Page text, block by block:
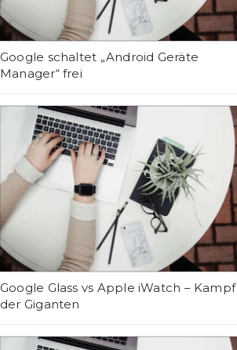
Google schaltet „Android Geräte
Manager“ frei
Google Glass vs Apple iWatch – Kampf
der Giganten